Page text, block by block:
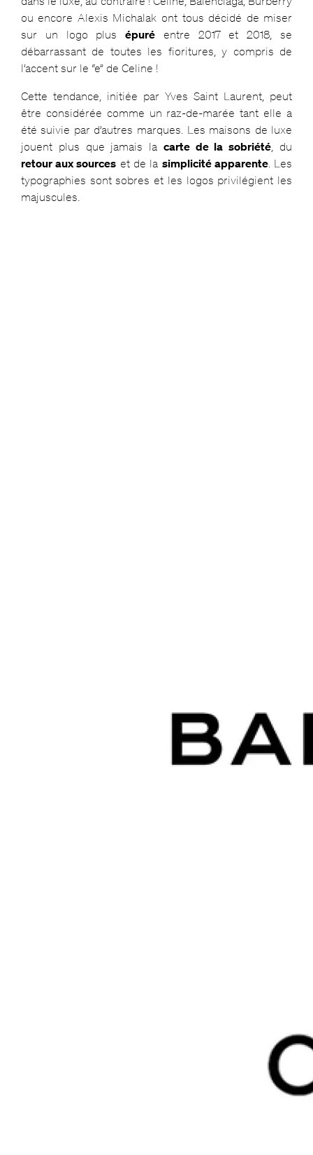
ou encore Alexis Michalak ont tous décidé de miser
sur un logo plusépuré entre 2017 et 2018, se
débarrassant de toutes les fioritures, y compris de
l’accent sur le “e” de Celine !
Cette tendance, initiée par Yves Saint Laurent, peut
être considérée comme un raz-de-marée tant elle a
été suivie par d’autres marques. Les maisons de luxe
jouent plus que jamais la carte de la sobriété, du
retour aux sources et de la simplicité apparente. Les
typographies sont sobres et les logos privilégient les
majuscules.